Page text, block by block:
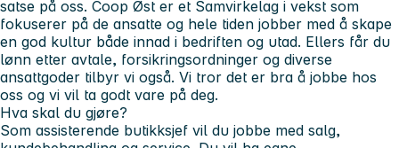
satse på oss. Coop Øst er et Samvirkelag i vekst som
fokuserer på de ansatte og hele tiden jobber med å skape
en god kultur både innad i bedriften og utad. Ellers får du
lønn etter avtale, forsikringsordninger og diverse
ansattgoder tilbyr vi også. Vi tror det er bra å jobbe hos
oss og vi vil ta godt vare på deg.
Hva skal du gjøre?
Som assisterende butikksjef vil du jobbe med salg,